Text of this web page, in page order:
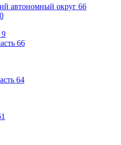
автономный округ 66
9
66
64